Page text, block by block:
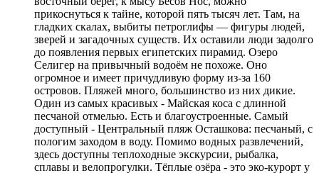
прикоснуться к тайне, которой пять тысяч лет. Там, на
гладких скалах, выбиты петроглифы — фигуры людей,
зверей и загадочных существ. Их оставили люди задолго
до появления первых египетских пирамид. Озеро
Селигер на привычный водоём не похоже. Оно
огромное и имеет причудливую форму из-за 160
островов. Пляжей много, большинство из них дикие.
Один из самых красивых - Майская коса с длинной
песчаной отмелью. Есть и благоустроенные. Самый
доступный - Центральный пляж Осташкова: песчаный, с
пологим заходом в воду. Помимо водных развлечений,
здесь доступны теплоходные экскурсии, рыбалка,
сплавы и велопрогулки. Тёплые озёра - это эко-курорт у